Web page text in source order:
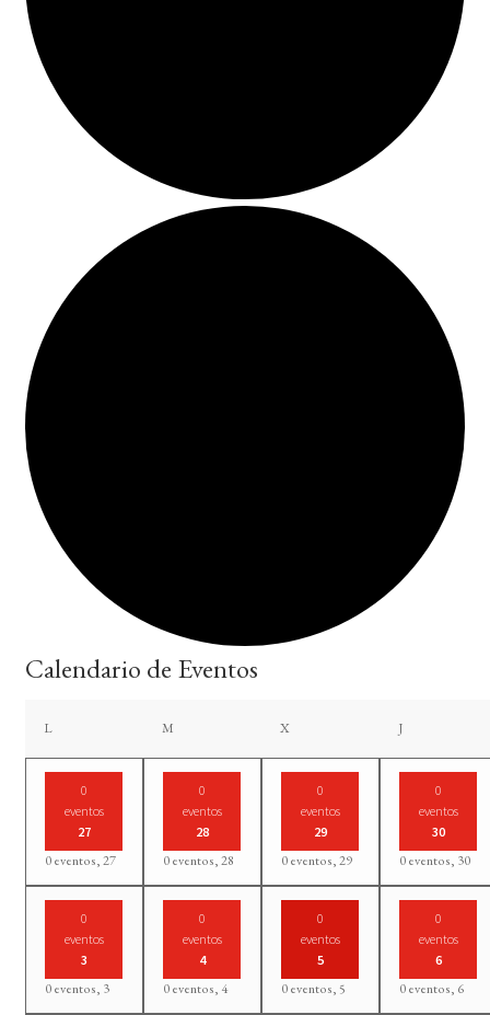
Calendario de Eventos
Llunes Mmartes Xmiércoles Jjueves
0
eventos
27
0 eventos,27
0
eventos
28
0 eventos,28
0
eventos
29
0 eventos,29
0
eventos
30
0 eventos, 30
0
eventos
3
0 eventos, 3
0
eventos
4
0 eventos, 4
0
eventos
5
0 eventos,5
0
eventos
6
0 eventos, 6